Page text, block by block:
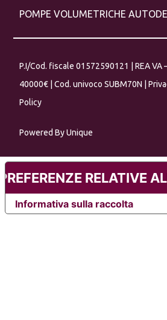
POMPE VOLUMETRICHE
P.I/Cod. fiscale 01572590121 | REA VA
40000€ | Cod. univoco SUBM70N |
Policy
Powered ByUnique
Informativa sulla raccolta
RELATIVE